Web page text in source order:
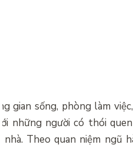
gian sống, phòng làm
những người có thói
nhà. Theo quan niệm ngũ